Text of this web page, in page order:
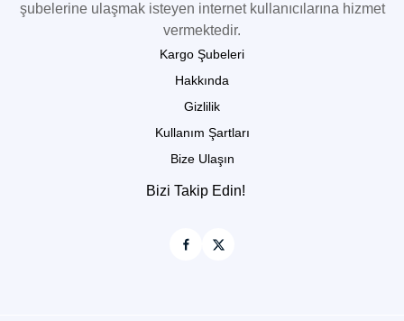
şubelerine ulaşmak isteyen internet kullanıcılarına hizmet
vermektedir.
Kargo Şubeleri
Hakkında
Gizlilik
Kullanım Şartları
Bize Ulaşın
Bizi Takip Edin!